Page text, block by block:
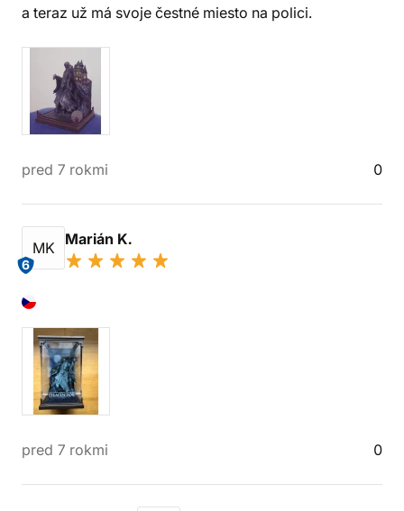
a teraz už má svoje čestné miesto na polici.
pred 7 rokmi 0
MK
6
Marián K.
pred 7 rokmi 0